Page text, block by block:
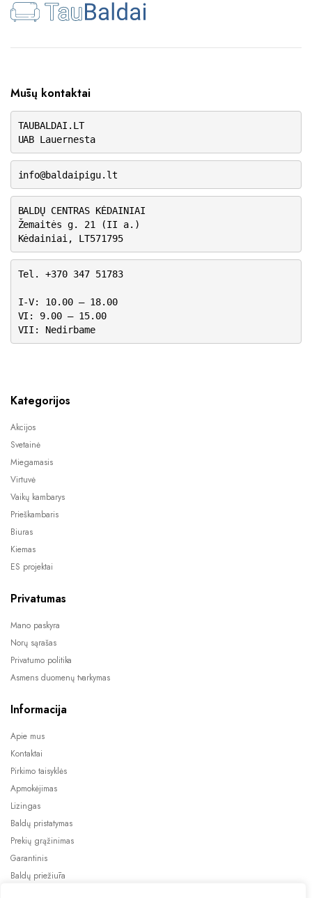
Mūsų kontaktai
TAUBALDAI.LT
UAB Lauernesta
info@baldaipigu.lt
BALDŲ CENTRAS KĖDAINIAI
Žemaitės g. 21 (II a.)
Kėdainiai, LT571795
Tel. +370 347 51783
I-V: 10.00 – 18.00
VI: 9.00 – 15.00
VII: Nedirbame
Kategorijos
Akcijos
Svetainė
Miegamasis
Virtuvė
Vaikų kambarys
Prieškambaris
Biuras
Kiemas
ES projektai
Privatumas
Mano paskyra
Norų sąrašas
Privatumo politika
Asmens duomenų tvarkymas
Informacija
Apie mus
Kontaktai
Pirkimo taisyklės
Apmokėjimas
Lizingas
Baldų pristatymas
Prekių grąžinimas
Garantinis
Baldų priežiūra